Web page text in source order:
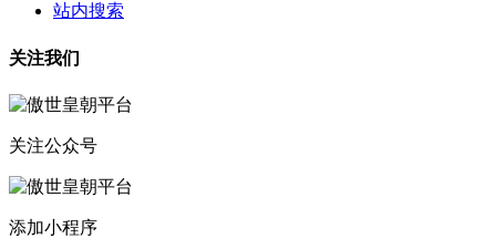
站内搜索
关注我们
关注公众号
添加小程序